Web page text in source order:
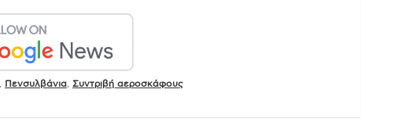
Πενσυλβάνια Συντριβή αεροσκάφους